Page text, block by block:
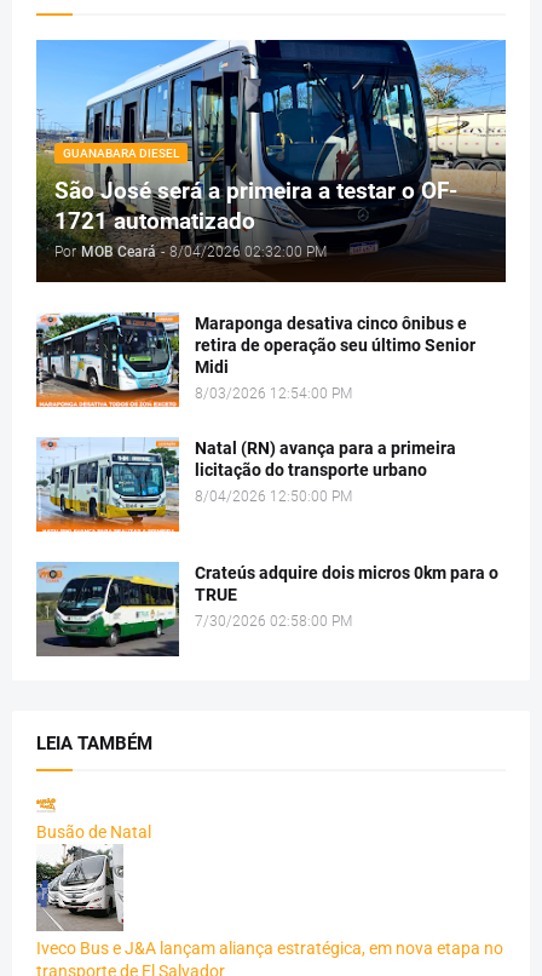
GUANABARA DIESEL
São José será a primeira a testar o OF-
1721 automatizado
Por MOB Ceará - 8/04/2026 02:32:00 PM
Maraponga desativa cinco ônibus e
retira de operação seu último Senior
Midi
8/03/2026 12:54:00 PM
Natal (RN) avança para a primeira
licitação do transporte urbano
8/04/2026 12:50:00 PM
Crateús adquire dois micros 0km para o
TRUE
7/30/2026 02:58:00 PM
LEIA TAMBÉM
Busão de Natal
Iveco Bus e J&A lançam aliança estratégica, em nova etapa no
transporte de El Salvador